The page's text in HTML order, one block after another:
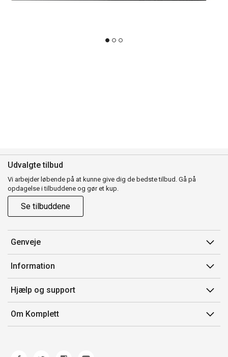
Udvalgte tilbud
Vi arbejder løbende på at kunne give dig de bedste tilbud. Gå på
opdagelse i tilbuddene og gør et kup.
Se tilbuddene
Genveje
Min side
Ordrehistorik
Gavekort
Information
Salgsbetingelser
Mærker/producent
Fortrydelsesret
Hjælp og support
Kontakt os
Kundeservice
Om Komplett